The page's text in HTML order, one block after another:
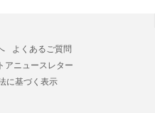
よくあるご質問
アニュースレター
に基づく表示